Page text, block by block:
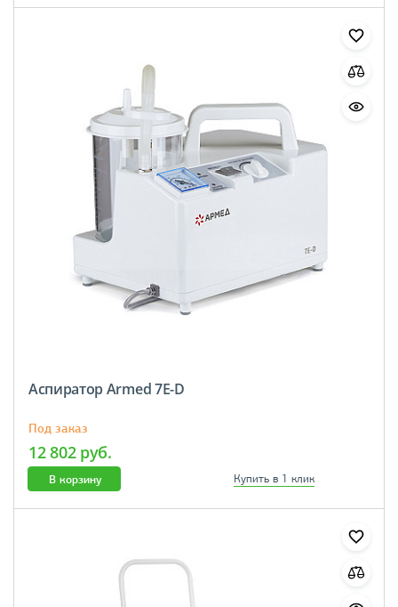
Аспиратор Armed 7E-D
Под заказ
12 802 руб.
В корзину Купить в 1 клик